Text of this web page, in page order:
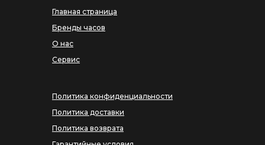
Главная страница
Бренды часов
О нас
Сервис
Политика конфиденциальности
Политика доставки
Политика возврата